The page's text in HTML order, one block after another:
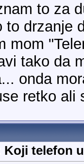
to za
to drzanje
mom
tako da
onda
retko ali
Koji telefon